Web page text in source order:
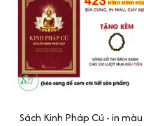
Sách Kinh Pháp Cú - in màu